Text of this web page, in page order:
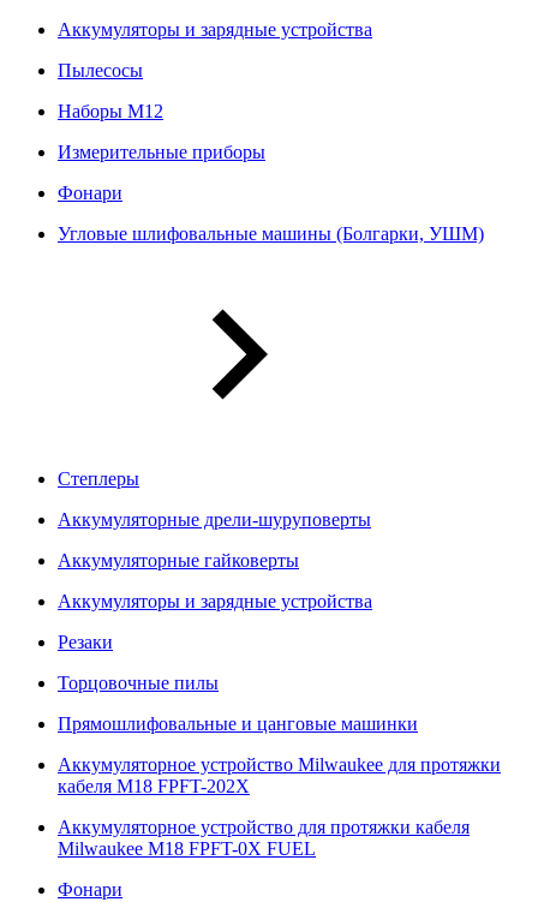
Аккумуляторы и зарядные устройства
Пылесосы
Наборы М12
Измерительные приборы
Фонари
Угловые шлифовальные машины (Болгарки, УШМ)
Степлеры
Аккумуляторные дрели-шуруповерты
Аккумуляторные гайковерты
Аккумуляторы и зарядные устройства
Резаки
Торцовочные пилы
Прямошлифовальные и цанговые машинки
Аккумуляторное устройство Milwaukee для протяжки
кабеля M18 FPFT-202X
Аккумуляторное устройство для протяжки кабеля
Milwaukee M18 FPFT-0X FUEL
Фонари